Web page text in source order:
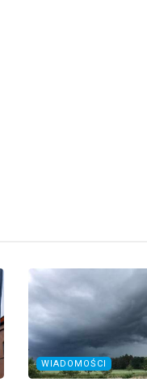
WIADOMOŚCI